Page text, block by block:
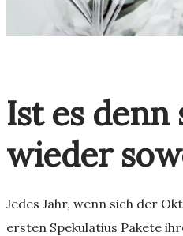
Ist es denn
wieder
Jedes Jahr, wenn sich der
ersten Spekulatius Pakete